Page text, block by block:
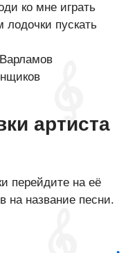
ко мне играть
пускать
артиста
перейдите на её
на название песни.